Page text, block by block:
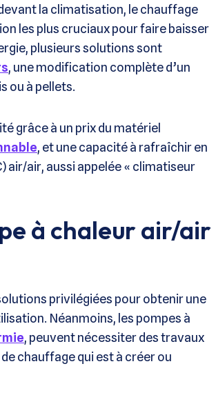
la climatisation, le chauffage
les plus cruciaux pour faire baisser
plusieurs solutions sont
, une modification complète d’un
ou à pellets.
grâce à un prix du matériel
, et une capacité à rafraîchir en
air/air, aussi appelée « climatiseur
à chaleur air/air
privilégiées pour obtenir une
Néanmoins, les pompes à
, peuvent nécessiter des travaux
chauffage qui est à créer ou